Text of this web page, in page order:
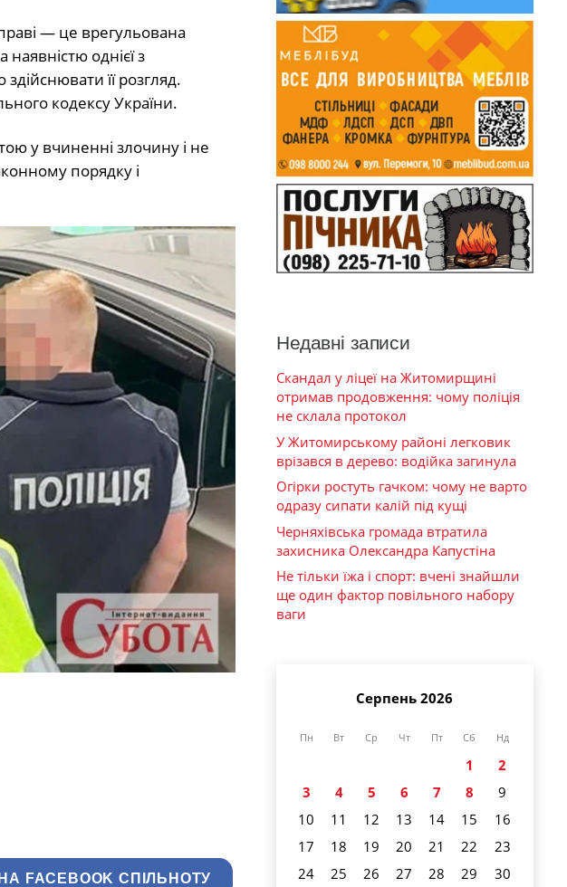
— це врегульована
однієї з
її розгляд.
кодексу України.
у вчиненні злочину і не
порядку і
FACEBOOK СПІЛЬНОТУ
Недавні записи
Скандал у ліцеї на Житомирщині
отримав продовження: чому поліція
не склала протокол
У Житомирському районі легковик
врізався в дерево: водійка загинула
Огірки ростуть гачком: чому не варто
одразу сипати калій під кущі
Черняхівська громада втратила
захисника Олександра Капустіна
Не тільки їжа і спорт: вчені знайшли
ще один фактор повільного набору
ваги
Серпень 2026
Пн Вт Ср Чт Пт Сб Нд
1
2
3
4 5 6 7 8
9
10
11 12 13 14 15
16
17
18 19 20 21 22
23
24
25 26 27 28 29
30